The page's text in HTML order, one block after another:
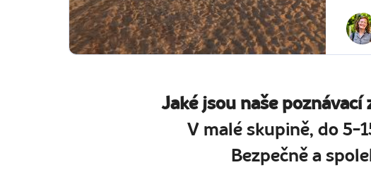
Jaké jsou naše
V malé skupině, do 5-
Bezpečně a